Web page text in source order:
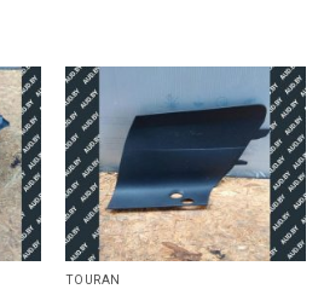
TOURAN